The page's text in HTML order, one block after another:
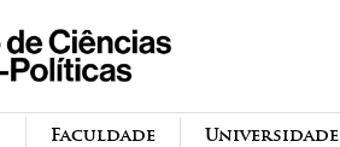
Universidade
Faculdade